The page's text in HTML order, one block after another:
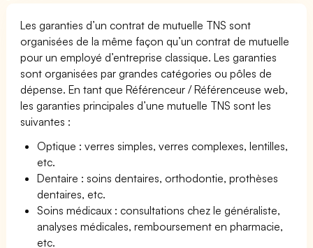
Les garanties d’un contrat de mutuelle TNS sont
organisées de la même façon qu’un contrat de mutuelle
pour un employé d’entreprise classique. Les garanties
sont organisées par grandes catégories ou pôles de
dépense. En tant que Référenceur / Référenceuse web,
les garanties principales d’une mutuelle TNS sont les
suivantes :
Optique : verres simples, verres complexes, lentilles,
etc.
Dentaire : soins dentaires, orthodontie, prothèses
dentaires, etc.
Soins médicaux : consultations chez le généraliste,
analyses médicales, remboursement en pharmacie,
etc.